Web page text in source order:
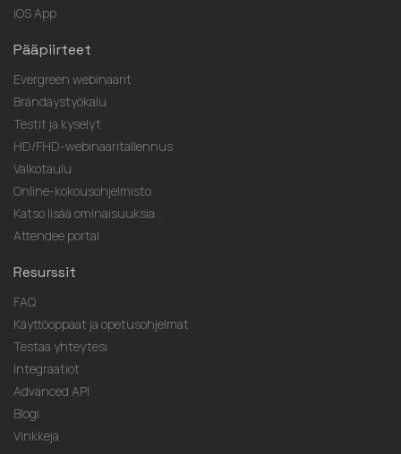
iOS App
Pääpiirteet
Evergreen webinaarit
Brändäystyökalu
Testit ja kyselyt
HD/FHD-webinaaritallennus
Valkotaulu
Online-kokousohjelmisto
Katso lisää ominaisuuksia...
Attendee portal
Resurssit
FAQ
Käyttöoppaat ja opetusohjelmat
Testaa yhteytesi
Integraatiot
Advanced API
Blogi
Vinkkejä